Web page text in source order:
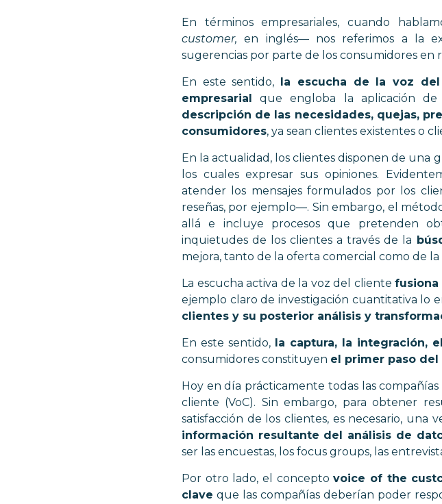
En términos empresariales, cuando
customer, en inglés— nos referimos a la
sugerencias por parte de los consumidores en
En este sentido,
la escucha de la voz
empresarial
que engloba la aplicación de
descripción de las necesidades, quejas,
consumidores, ya sean clientes existentes o
En la actualidad, los clientes disponen de una
los cuales expresar sus opiniones.
atender los mensajes formulados por los
reseñas, por ejemplo—. Sin embargo, el
allá e incluye procesos que pretenden
inquietudes de los clientes a través de la
mejora, tanto de la oferta comercial como de
La escucha activa de la voz del cliente
ejemplo claro de investigación cuantitativa lo
clientes y su posterior análisis y
En este sentido, la captura, la integración,
consumidores constituyen el primer paso del
Hoy en día prácticamente todas las
cliente (VoC). Sin embargo, para obtener
satisfacción de los clientes, es necesario, una
información resultante del análisis de
ser las encuestas, los focus groups, las
Por otro lado, el conceptovoice of the
clave que las compañías deberían poder